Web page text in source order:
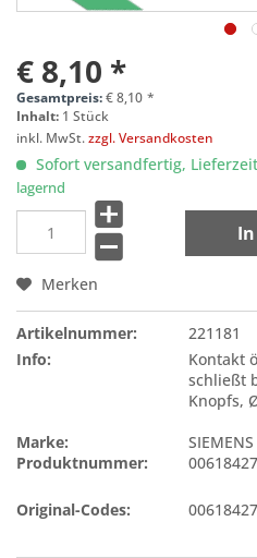
€ 8,10 *
Gesamtpreis:€8,10 *
Inhalt: 1 Stück
inkl. MwSt.zzgl. Versandkosten
Sofort versandfertig,
lagernd
Merken
Artikelnummer:
221181
Info:
Kontakt
schließt
Knopfs,
Marke:
SIEMENS
Produktnummer:
00618427
Original-Codes: 00618427